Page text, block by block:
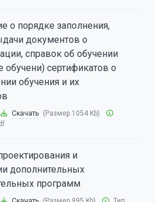
о порядке заполнения,
документов о
справок об обучении
обучени) сертификатов о
обучения и их
Скачать (Размер 1054 Kb)
и
дополнительных
программ